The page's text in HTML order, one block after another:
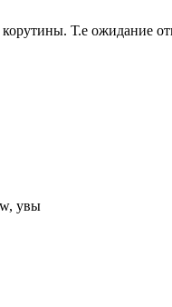
Т.е ожидание
увы